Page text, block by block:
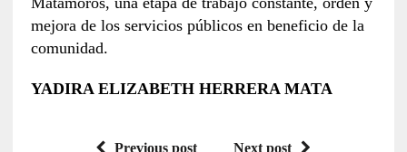
mejora de los servicios públicos en beneficio de la
comunidad.
YADIRA ELIZABETH HERRERA MATA
Previous post Next post